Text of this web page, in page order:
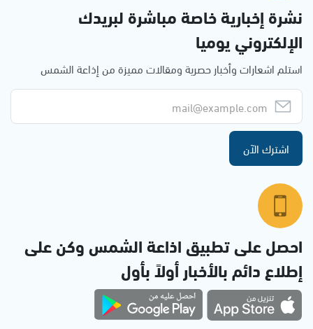
نشرة إخبارية خاصة مباشرة لبريدك
الإلكتروني يوميا
استلم اشعارات وأخبار حصرية ومقالات مميزة من إذاعة الشمس
اشترك الآن
احصل على تطبيق اذاعة الشمس وكن على
إطلاع دائم بالأخبار أولاً بأول